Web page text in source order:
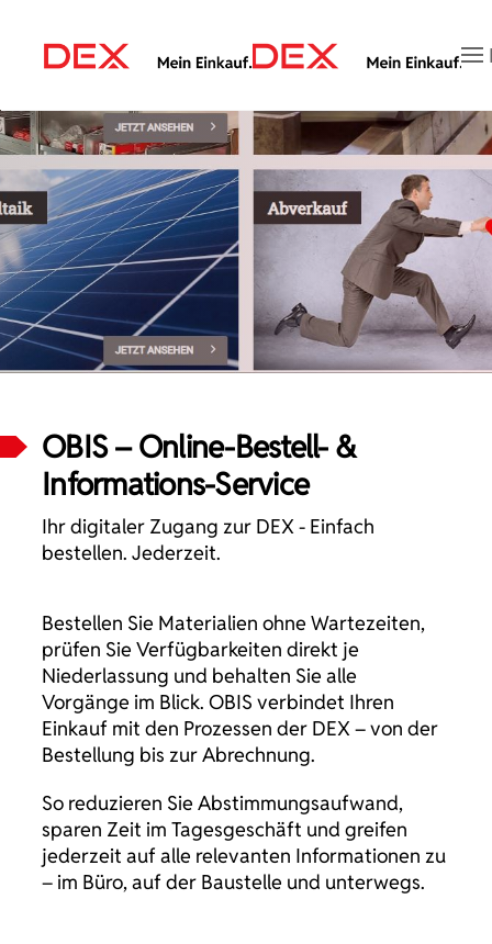
Zum Hauptinhalt springen
OBIS – Online-Bestell- &
Informations-Service
Ihr digitaler Zugang zur DEX - Einfach
bestellen. Jederzeit.
Bestellen Sie Materialien ohne Wartezeiten,
prüfen Sie Verfügbarkeiten direkt je
Niederlassung und behalten Sie alle
Vorgänge im Blick. OBIS verbindet Ihren
Einkauf mit den Prozessen der DEX – von der
Bestellung bis zur Abrechnung.
So reduzieren Sie Abstimmungsaufwand,
sparen Zeit im Tagesgeschäft und greifen
jederzeit auf alle relevanten Informationen zu
– im Büro, auf der Baustelle und unterwegs.